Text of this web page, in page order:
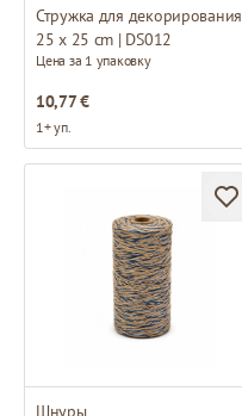
Стружка для декорирования
25 x 25 cm | DS012
Цена за 1 упаковку
10,77 €
1+ уп.
Шнуры